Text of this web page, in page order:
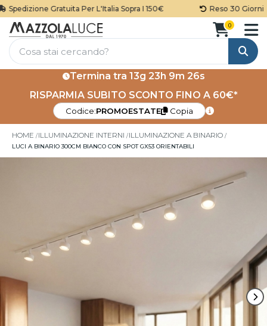
Gratuita Per L'Italia Sopra I 150€ Reso 30 Giorni
Cerca
0
Termina tra 13g 23h 9m 26s
RISPARMIA SUBITO SCONTO FINO A 60€*
Codice:PROMOESTATE Copia
HOME ILLUMINAZIONE INTERNI ILLUMINAZIONE A BINARIO
LUCI A BINARIO 300CM BIANCO CON SPOT GX53 ORIENTABILI